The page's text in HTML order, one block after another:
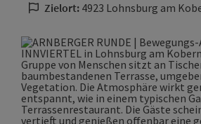
Zielort: 4923 Lohnsburg am